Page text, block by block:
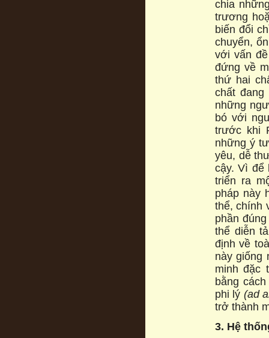
chia
trương
biến đổi
chuyển,
với vấn
đứng về
thứ hai
chất đang
những
bó với
trước khi
những ý
yêu, dễ
cậy. Vì để
triển ra
pháp này
thể, chính
phần
thể diễn
định về
này giống
minh đặc
bằng
phi lý (ad
trở thành
3. Hệ